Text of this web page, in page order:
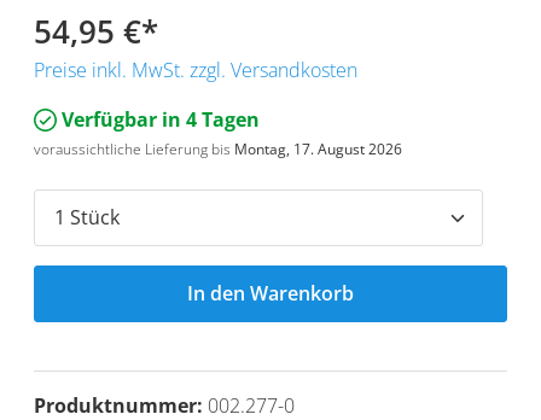
54,95 €*
Preise inkl. MwSt. zzgl. Versandkosten
Verfügbar in 4 Tagen
voraussichtliche Lieferung bis Montag, 17. August 2026
In den Warenkorb
Produktnummer: 002.277-0